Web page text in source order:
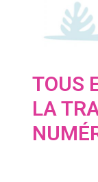
TOUS
LA